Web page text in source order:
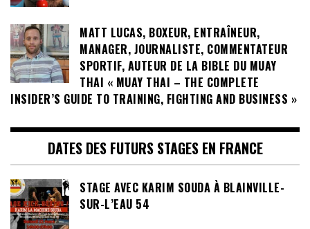
MATT LUCAS, BOXEUR, ENTRAÎNEUR,
MANAGER, JOURNALISTE, COMMENTATEUR
SPORTIF, AUTEUR DE LA BIBLE DU MUAY
THAI « MUAY THAI – THE COMPLETE
INSIDER’S GUIDE TO TRAINING, FIGHTING AND BUSINESS »
DATES DES FUTURS STAGES EN FRANCE
STAGE AVEC KARIM SOUDA À BLAINVILLE-
SUR-L’EAU 54